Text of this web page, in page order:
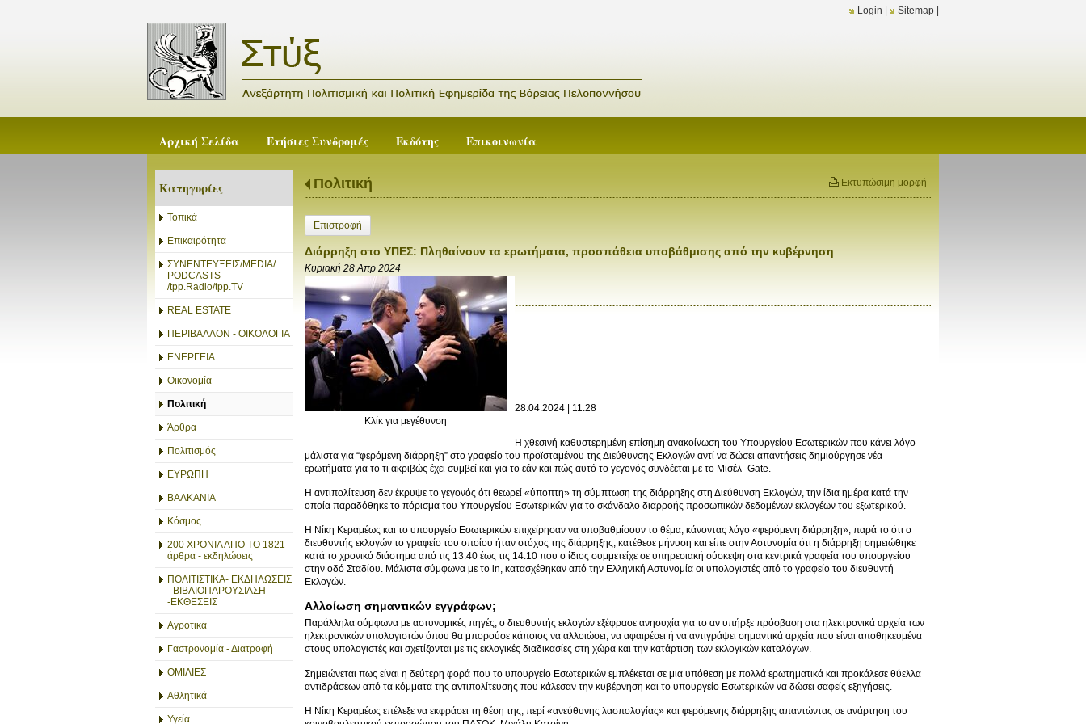
Login Sitemap
Αρχική Σελίδα Ετήσιες Συνδρομές Εκδότης Επικοινωνία
Κατηγορίες
Τοπικά
Επικαιρότητα
ΣΥΝΕΝΤΕΥΞΕΙΣ/MEDIA/
PODCASTS
/tpp.Radio/tpp.TV
REAL ESTATE
ΠΕΡΙΒΑΛΛΟΝ - ΟΙΚΟΛΟΓΙΑ
ΕΝΕΡΓΕΙΑ
Οικονομία
Πολιτική
Άρθρα
Πολιτισμός
ΕΥΡΩΠΗ
ΒΑΛΚΑΝΙΑ
Κόσμος
200 ΧΡΟΝΙΑ ΑΠΟ ΤΟ 1821-
άρθρα - εκδηλώσεις
ΠΟΛΙΤΙΣΤΙΚΑ- ΕΚΔΗΛΩΣΕΙΣ
- ΒΙΒΛΙΟΠΑΡΟΥΣΙΑΣΗ
-ΕΚΘΕΣΕΙΣ
Αγροτικά
Γαστρονομία - Διατροφή
ΟΜΙΛΙΕΣ
Αθλητικά
Υγεία
Εκτυπώσιμη μορφή
Πολιτική
Επιστροφή
Διάρρηξη στο ΥΠΕΣ: Πληθαίνουν τα ερωτήματα, προσπάθεια υποβάθμισης από την κυβέρνηση
Κυριακή 28 Απρ 2024
Κλίκ για μεγέθυνση
28.04.2024 | 11:28
H χθεσινή καθυστερημένη επίσημη ανακοίνωση του Υπουργείου Εσωτερικών που κάνει λόγο
μάλιστα για “φερόμενη διάρρηξη” στο γραφείο του προϊσταμένου της Διεύθυνσης Εκλογών αντί να δώσει απαντήσεις δημιούργησε νέα
ερωτήματα για το τι ακριβώς έχει συμβεί και για το εάν και πώς αυτό το γεγονός συνδέεται με το Μισέλ- Gate.
Η αντιπολίτευση δεν έκρυψε το γεγονός ότι θεωρεί «ύποπτη» τη σύμπτωση της διάρρηξης στη Διεύθυνση Εκλογών, την ίδια ημέρα κατά την
οποία παραδόθηκε το πόρισμα του Υπουργείου Εσωτερικών για το σκάνδαλο διαρροής προσωπικών δεδομένων εκλογέων του εξωτερικού.
Η Νίκη Κεραμέως και το υπουργείο Εσωτερικών επιχείρησαν να υποβαθμίσουν το θέμα, κάνοντας λόγο «φερόμενη διάρρηξη», παρά το ότι ο
διευθυντής εκλογών το γραφείο του οποίου ήταν στόχος της διάρρηξης, κατέθεσε μήνυση και είπε στην Αστυνομία ότι η διάρρηξη σημειώθηκε
κατά το χρονικό διάστημα από τις 13:40 έως τις 14:10 που ο ίδιος συμμετείχε σε υπηρεσιακή σύσκεψη στα κεντρικά γραφεία του υπουργείου
στην οδό Σταδίου. Μάλιστα σύμφωνα με το in, κατασχέθηκαν από την Ελληνική Αστυνομία οι υπολογιστές από το γραφείο του διευθυντή
Εκλογών.
Αλλοίωση σημαντικών εγγράφων;
Παράλληλα σύμφωνα με αστυνομικές πηγές, ο διευθυντής εκλογών εξέφρασε ανησυχία για το αν υπήρξε πρόσβαση στα ηλεκτρονικά αρχεία των
ηλεκτρονικών υπολογιστών όπου θα μπορούσε κάποιος να αλλοιώσει, να αφαιρέσει ή να αντιγράψει σημαντικά αρχεία που είναι αποθηκευμένα
στους υπολογιστές και σχετίζονται με τις εκλογικές διαδικασίες στη χώρα και την κατάρτιση των εκλογικών καταλόγων.
Σημειώνεται πως είναι η δεύτερη φορά που το υπουργείο Εσωτερικών εμπλέκεται σε μια υπόθεση με πολλά ερωτηματικά και προκάλεσε θύελλα
αντιδράσεων από τα κόμματα της αντιπολίτευσης που κάλεσαν την κυβέρνηση και το υπουργείο Εσωτερικών να δώσει σαφείς εξηγήσεις.
Η Νίκη Κεραμέως επέλεξε να εκφράσει τη θέση της, περί «ανεύθυνης λασπολογίας» και φερόμενης διάρρηξης απαντώντας σε ανάρτηση του